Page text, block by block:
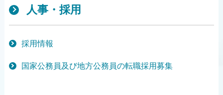
人事・採用
採用情報
国家公務員及び地方公務員の転職採用募集